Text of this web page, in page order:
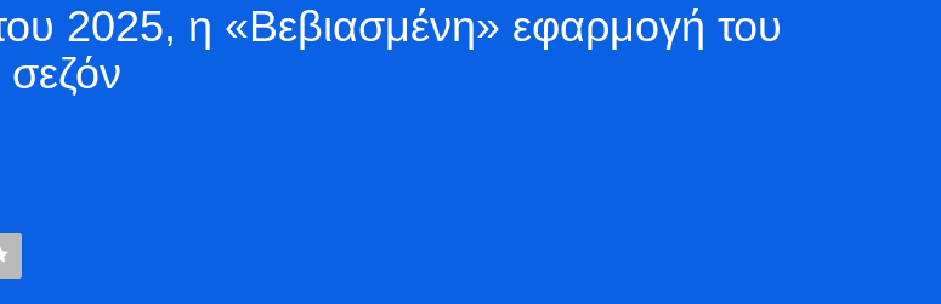
2025, η «Βεβιασμένη» εφαρμογή του
σεζόν